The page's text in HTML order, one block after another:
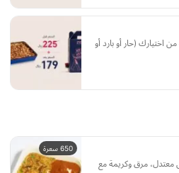
اختيارك (حار أو بارد أو
650 سعرة
مرق وكريمة مع